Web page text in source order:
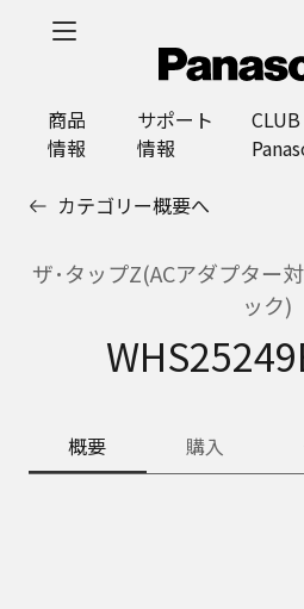
商品
情報
サポート
情報
CLUB
カテゴリー概要へ
ザ･タップZ(ACアダプター
ック)
概要 購入